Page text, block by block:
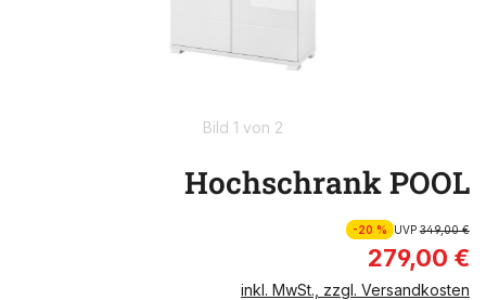
Bild 1 von 2
Hochschrank POOL
-20 % UVP349,00 €
279,00 €
inkl. MwSt., zzgl. Versandkosten